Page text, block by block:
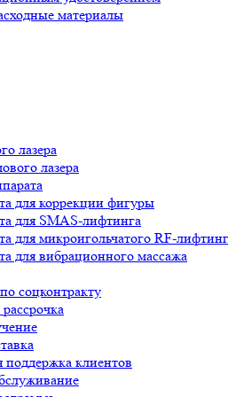
материалы
лазера
лазера
для коррекции фигуры
для SMAS-лифтинга
для микроигольчатого RF-
для вибрационного массажа
соцконтракту
поддержка клиентов